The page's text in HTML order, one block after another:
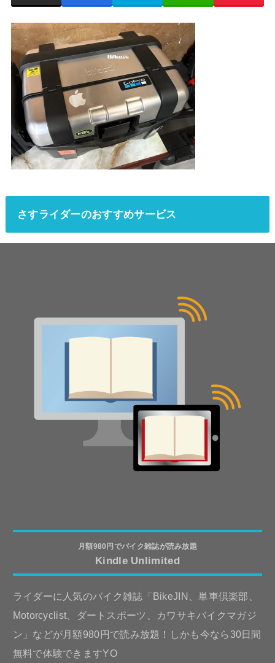
さすライダーのおすすめサービス
月額980円でバイク雑誌が読み放題
Kindle Unlimited
ライダーに人気のバイク雑誌「BikeJIN、単車倶楽部、
Motorcyclist、ダートスポーツ、カワサキバイクマガジ
ン」などが月額980円で読み放題！しかも今なら30日間
無料で体験できますYO